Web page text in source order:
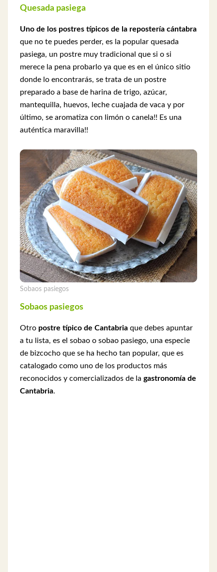
Quesada pasiega
Uno de los postres típicos de la repostería cántabra
que no te puedes perder, es la popular quesada
pasiega, un postre muy tradicional que si o si
merece la pena probarlo ya que es en el único sitio
donde lo encontrarás, se trata de un postre
preparado a base de harina de trigo, azúcar,
mantequilla, huevos, leche cuajada de vaca y por
último, se aromatiza con limón o canela!! Es una
auténtica maravilla!!
Sobaos pasiegos
Sobaos pasiegos
Otro postre típico de Cantabria que debes apuntar
a tu lista, es el sobao o sobao pasiego, una especie
de bizcocho que se ha hecho tan popular, que es
catalogado como uno de los productos más
reconocidos y comercializados de la gastronomía de
Cantabria.